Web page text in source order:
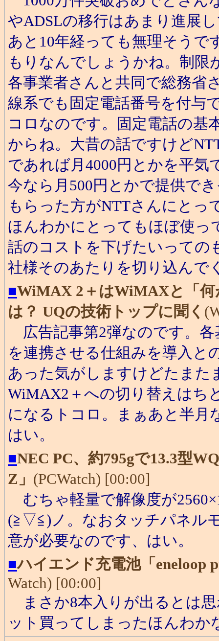
やADSLの移行はあまり進展
あと10年経っても無理そう
もりなんでしょうかね。制
各事業者さんと共同で総務省
線系でも固定電話番号を付与
コロなのです。固定電話の基
からね。大昔の話ですけど
であれば月4000円とかを平
今なら月500円とかで提供で
もらった方がNTTさんにとっ
ほんわかにとってもほぼ使っ
話のコストを下げたいって
社様そのあたりを切り込ん
■WiMAX 2＋はWiMAXと「
は？ UQの技術トップに聞く
広告記事第2弾なのです。
を連携させる仕組みを導入と
あった気がしますけどたまた
WiMAX2＋への切り替えはち
になるトコロ。まぁあと半月
はい。
■NEC PC、約795gで13.3型
Z」 (PCWatch) [00:00]
むちゃ軽量で解像度が
(≧▽≦)ノ。なおタッチパネル
意が必要なのです、はい。
■ハイエンド充電池「eneloop
Watch) [00:00]
まさか8本入りが出るとは
ット買ってしまったほんわ